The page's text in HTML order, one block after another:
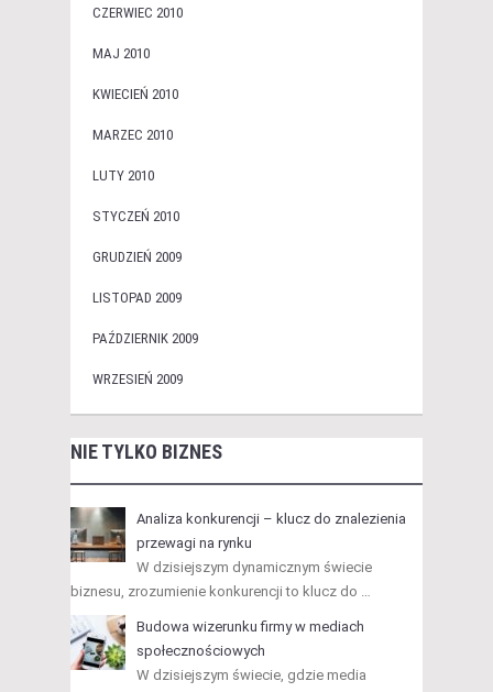
CZERWIEC 2010
MAJ 2010
KWIECIEŃ 2010
MARZEC 2010
LUTY 2010
STYCZEŃ 2010
GRUDZIEŃ 2009
LISTOPAD 2009
PAŹDZIERNIK 2009
WRZESIEŃ 2009
NIE TYLKO BIZNES
Analiza konkurencji – klucz do znalezienia
przewagi na rynku
W dzisiejszym dynamicznym świecie
biznesu, zrozumienie konkurencji to klucz do …
Budowa wizerunku firmy w mediach
społecznościowych
W dzisiejszym świecie, gdzie media